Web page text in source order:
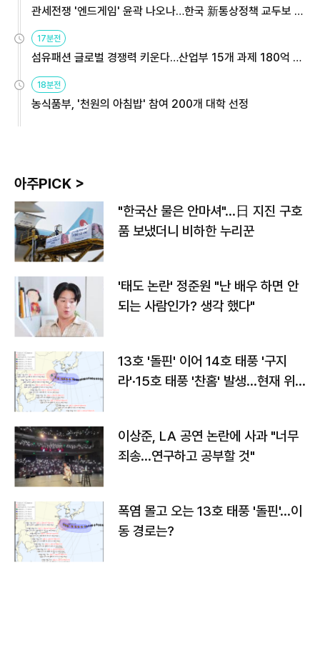
관세전쟁 '엔드게임' 윤곽 나오나…한국 新통상정책 교두보 활
용해야
17분전
섬유패션 글로벌 경쟁력 키운다…산업부 15개 과제 180억 지
원
18분전
농식품부, '천원의 아침밥' 참여 200개 대학 선정
아주PICK >
"한국산 물은 안마셔"…日 지진 구호
품 보냈더니 비하한 누리꾼
'태도 논란' 정준원 "난 배우 하면 안
되는 사람인가? 생각 했다"
13호 '돌핀' 이어 14호 태풍 '구지
라'·15호 태풍 '찬홈' 발생…현재 위
이상준, LA 공연 논란에 사과 "너무
죄송…연구하고 공부할 것"
폭염 몰고 오는 13호 태풍 '돌핀'…이
동 경로는?